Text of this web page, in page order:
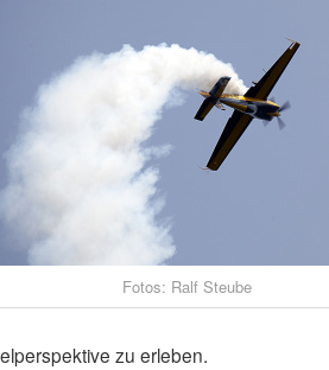
Fotos: Ralf Steube
zu erleben.